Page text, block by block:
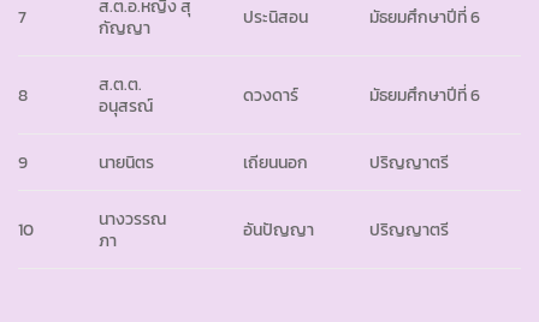
7
ส.ต.อ.หญิง สุ
กัญญา
ประนิสอน มัธยมศึกษาปีที่ 6
8
ส.ต.ต.
อนุสรณ์
ดวงดาร์ มัธยมศึกษาปีที่ 6
9 นายนิตร เถียนนอก ปริญญาตรี
10
นางวรรณ
ภา
อันปัญญา ปริญญาตรี